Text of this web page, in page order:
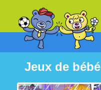
Jeux de bébé